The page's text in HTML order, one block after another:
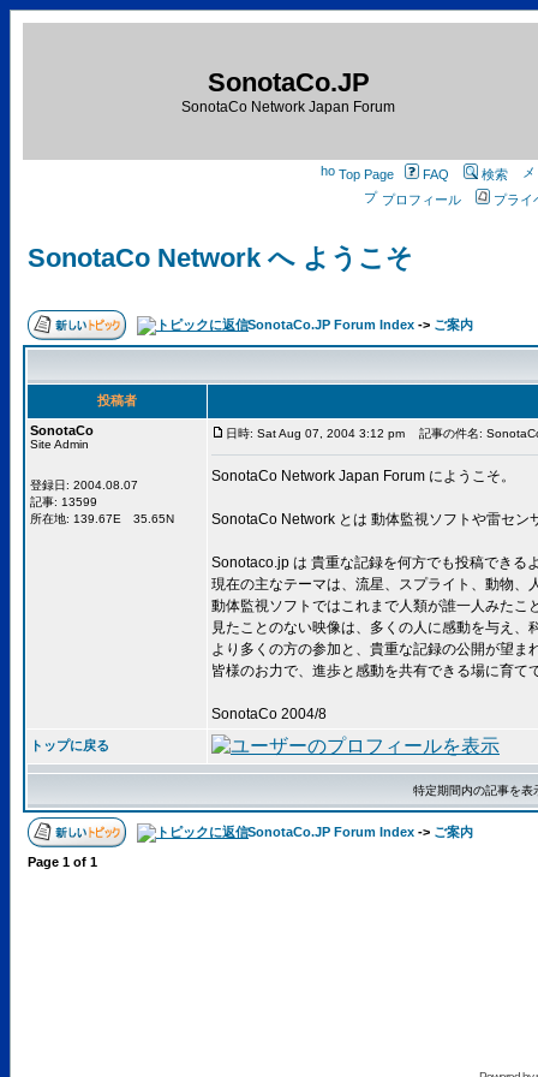
SonotaCo.JP
SonotaCo Network Japan Forum
Top Page FAQ
検索
プロフィール
プライ
SonotaCo Network へ ようこそ
SonotaCo.JP Forum Index -> ご案内
投稿者
SonotaCo
Site Admin
登録日: 2004.08.07
記事: 13599
所在地: 139.67E 35.65N
日時: Sat Aug 07, 2004 3:12 pm 記事の件名:
SonotaCo Network Japan Forum にようこそ。
SonotaCo Network とは 動体監視ソフトや雷セ
Sonotaco.jp は 貴重な記録を何方でも投稿できる
現在の主なテーマは、流星、スプライト、動物
動体監視ソフトではこれまで人類が誰一人みた
見たことのない映像は、多くの人に感動を与え
より多くの方の参加と、貴重な記録の公開が望ま
皆様のお力で、進歩と感動を共有できる場に育て
SonotaCo 2004/8
トップに戻る
特定期間内の記事を
SonotaCo.JP Forum Index -> ご案内
Page 1 of 1